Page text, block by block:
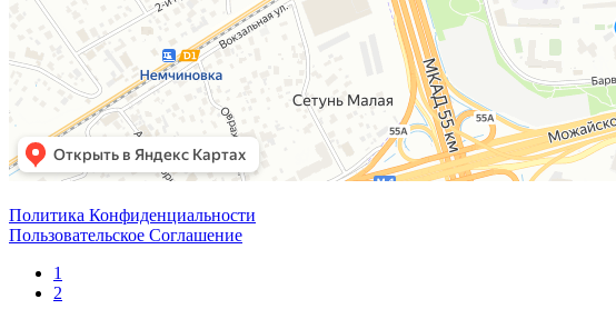
Политика Конфиденциальности
Пользовательское Соглашение
1
2